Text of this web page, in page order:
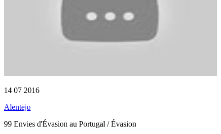
14 07 2016
Alentejo
99 Envies d'Évasion au Portugal / Évasion